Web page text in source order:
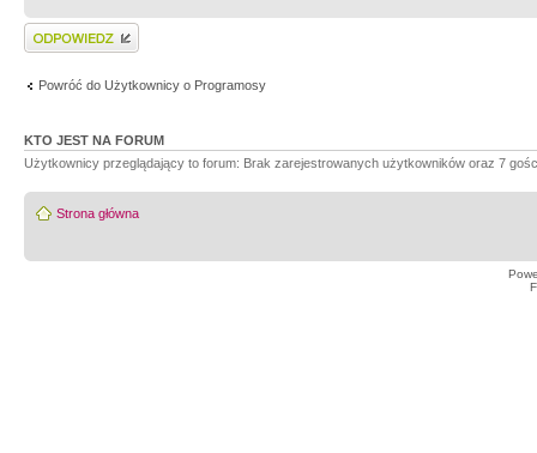
Wyślij odpowiedź
Powróć do Użytkownicy o Programosy
KTO JEST NA FORUM
Użytkownicy przeglądający to forum: Brak zarejestrowanych użytkowników oraz 7
Strona główna